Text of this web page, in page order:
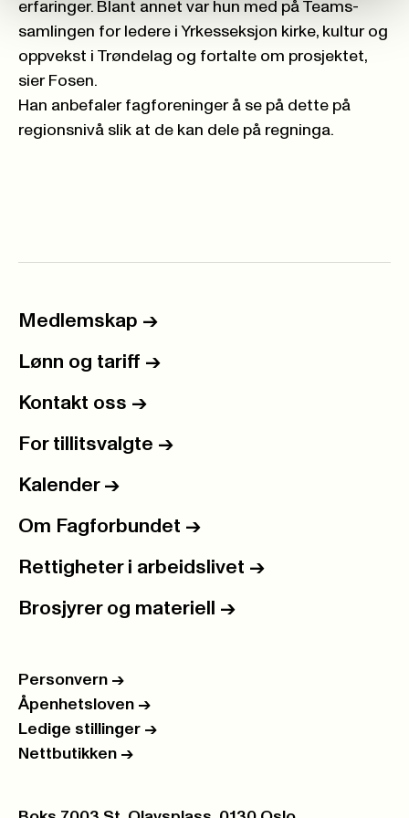
erfaringer. Blant annet var hun med på Teams-
samlingen for ledere i Yrkesseksjon kirke, kultur og
oppvekst i Trøndelag og fortalte om prosjektet,
sier Fosen.
Han anbefaler fagforeninger å se på dette på
regionsnivå slik at de kan dele på regninga.
Medlemskap ->
Lønn og tariff ->
Kontakt oss ->
For tillitsvalgte ->
Kalender ->
Om Fagforbundet ->
Rettigheter i arbeidslivet ->
Brosjyrer og materiell ->
Personvern ->
Åpenhetsloven ->
Ledige stillinger ->
Nettbutikken ->